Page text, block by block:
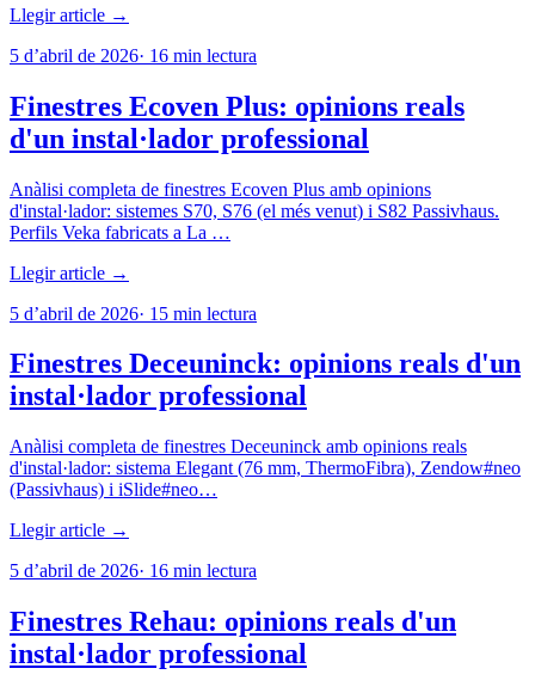
Llegir article →
5 d’abril de 2026· 16 min lectura
Finestres Ecoven Plus: opinions reals
d'un instal·lador professional
Anàlisi completa de finestres Ecoven Plus amb opinions
d'instal·lador: sistemes S70, S76 (el més venut) i S82 Passivhaus.
Perfils Veka fabricats a La …
Llegir article →
5 d’abril de 2026· 15 min lectura
Finestres Deceuninck: opinions reals d'un
instal·lador professional
Anàlisi completa de finestres Deceuninck amb opinions reals
d'instal·lador: sistema Elegant (76 mm, ThermoFibra), Zendow#neo
(Passivhaus) i iSlide#neo…
Llegir article →
5 d’abril de 2026· 16 min lectura
Finestres Rehau: opinions reals d'un
instal·lador professional